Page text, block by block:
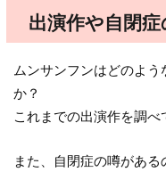
出演作や自閉
ムンサンフンはどのよ
か？
これまでの出演作を調べ
また、自閉症の噂がある